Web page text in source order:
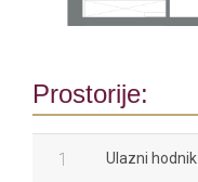
Prostorije:
1 Ulazni hodnik